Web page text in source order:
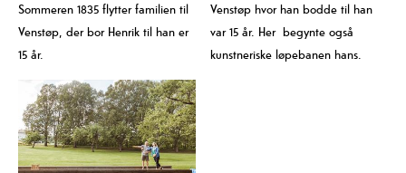
Sommeren 1835 flytter familien til
Venstøp, der bor Henrik til han er
15 år.
Venstøp hvor han bodde til han
var 15 år. Her begynte også
kunstneriske løpebanen hans.